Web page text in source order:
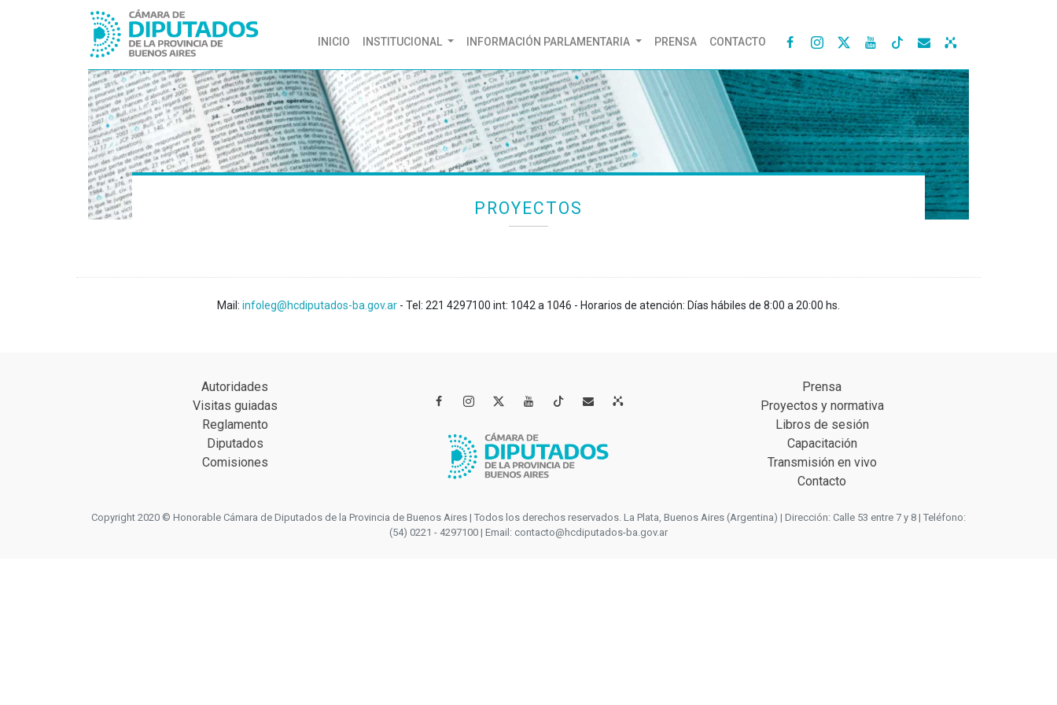
INICIO (CURRENT)
INSTITUCIONAL INFORMACIÓN PARLAMENTARIA PRENSA CONTACTO    
PROYECTOS
Mail: infoleg@hcdiputados-ba.gov.ar - Tel: 221 4297100 int: 1042 a 1046 - Horarios de atención: Días hábiles de 8:00 a 20:00 hs.
Autoridades
Visitas guiadas
Reglamento
Diputados
Comisiones
   
Prensa
Proyectos y normativa
Libros de sesión
Capacitación
Transmisión en vivo
Contacto
Copyright 2020 © Honorable Cámara de Diputados de la Provincia de Buenos Aires | Todos los derechos reservados. La Plata, Buenos Aires (Argentina) | Dirección: Calle 53 entre 7 y 8 | Teléfono:
(54) 0221 - 4297100 | Email: contacto@hcdiputados-ba.gov.ar